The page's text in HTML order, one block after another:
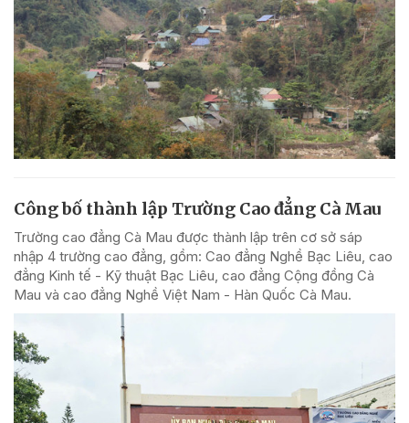
Công bố thành lập Trường Cao đẳng Cà Mau
Trường cao đẳng Cà Mau được thành lập trên cơ sở sáp
nhập 4 trường cao đẳng, gồm: Cao đẳng Nghề Bạc Liêu, cao
đẳng Kinh tế - Kỹ thuật Bạc Liêu, cao đẳng Cộng đồng Cà
Mau và cao đẳng Nghề Việt Nam - Hàn Quốc Cà Mau.